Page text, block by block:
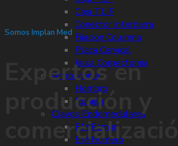
Caja TLIF
Conector Interbarra
Fijacion Columna
Placa Cervical
Jaula Corpectomia
Artroscopia
Hombro
Rodilla
Clavos Endomedulares
EM Femur
EM Humero
Somos Implan Med
Expertos en
producción y